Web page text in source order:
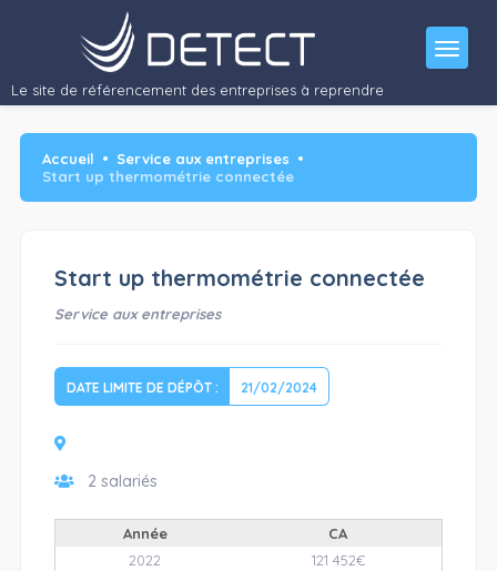
Le site de référencement des entreprises à reprendre
Accueil
Service aux entreprises
Start up thermométrie connectée
Start up thermométrie connectée
Service aux entreprises
DATE LIMITE DE DÉPÔT : 21/02/2024
2 salariés
Année
CA
2022
121 452€